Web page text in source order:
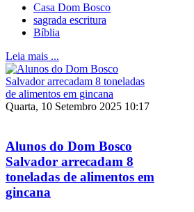
Casa Dom Bosco
sagrada escritura
Bíblia
Leia mais ...
Quarta, 10 Setembro 2025 10:17
Alunos do Dom Bosco
Salvador arrecadam 8
toneladas de alimentos em
gincana